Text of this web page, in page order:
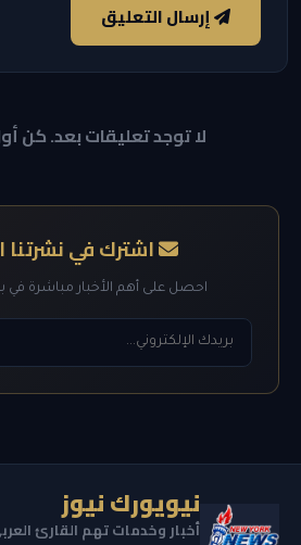
إرسال التعليق
لا توجد تعليقات بعد. كن
اشترك في نشرتنا
احصل على أهم الأخبار مباشرة في
نيويورك نيوز
أخبار وخدمات تهم القارئ